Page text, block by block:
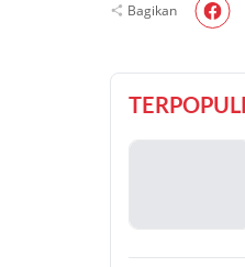
Bagikan